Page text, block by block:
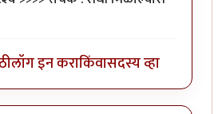
लॉग इन कराकिंवासदस्य व्हा